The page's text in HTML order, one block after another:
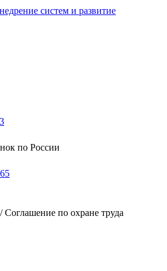
по России
/ Соглашение по охране труда